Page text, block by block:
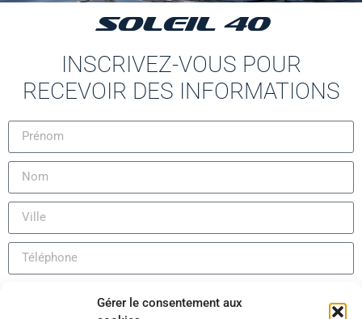
Gérer le consentement aux
SOLEIL 40
INSCRIVEZ-VOUS POUR
RECEVOIR DES INFORMATIONS